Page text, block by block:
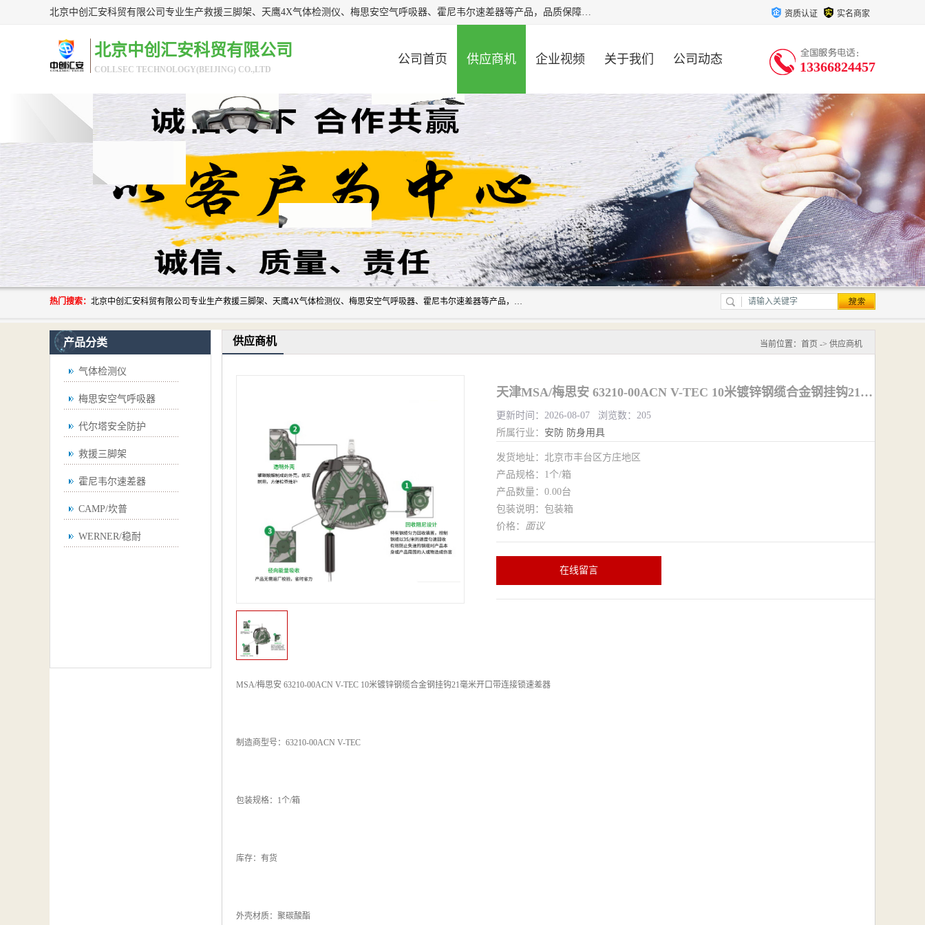
北京中创汇安科贸有限公司专业生产救援三脚架、天鹰4X气体检测仪、梅思安空气呼吸器、霍尼韦尔速差器等产品，品质保障，价格合理，欢迎在线致电咨询。 资质认证 实名商家
北京中创汇安科贸有限公司
COLLSEC TECHNOLOGY(BEIJING) CO.,LTD
公司首页 供应商机 企业视频 关于我们 公司动态 13366824457
热门搜索： 北京中创汇安科贸有限公司专业生产救援三脚架、天鹰4X气体检测仪、梅思安空气呼吸器、霍尼韦尔速差器等产品，品质保障，价格合理，欢迎在线致电咨询。
产品分类
气体检测仪
梅思安空气呼吸器
代尔塔安全防护
救援三脚架
霍尼韦尔速差器
CAMP/坎普
WERNER/稳耐
供应商机 当前位置： 首页 -> 供应商机
天津MSA/梅思安 63210-00ACN V-TEC 10米镀锌钢缆合金钢挂钩21毫米开口带连接锁速差器
更新时间：2026-08-07 浏览数：205
所属行业： 安防 防身用具
发货地址：北京市丰台区方庄地区
产品规格：1个/箱
产品数量：0.00台
包装说明：包装箱
价格： 面议
在线留言
MSA/梅思安 63210-00ACN V-TEC 10米镀锌钢缆合金钢挂钩21毫米开口带连接锁速差器
制造商型号：63210-00ACN V-TEC
包装规格：1个/箱
库存：有货
外壳材质：聚碳酸酯